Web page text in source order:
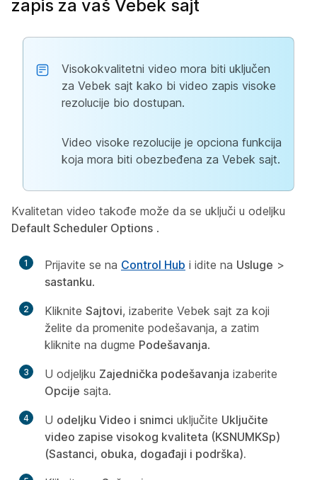
zapis za vaš Vebek sajt
Visokokvalitetni video mora biti uključen
za Vebek sajt kako bi video zapis visoke
rezolucije bio dostupan.
Video visoke rezolucije je opciona funkcija
koja mora biti obezbeđena za Vebek sajt.
Kvalitetan video takođe može da se uključi u odeljku
Default Scheduler Options .
1 Prijavite se na Control Hub i idite na Usluge >
sastanku.
2 Kliknite Sajtovi, izaberite Vebek sajt za koji
želite da promenite podešavanja, a zatim
kliknite na dugme Podešavanja.
3 U odjeljku Zajednička podešavanja izaberite
Opcije sajta.
4 U odeljku Video i snimci uključite Uključite
video zapise visokog kvaliteta (KSNUMKSp)
(Sastanci, obuka, događaji i podrška).